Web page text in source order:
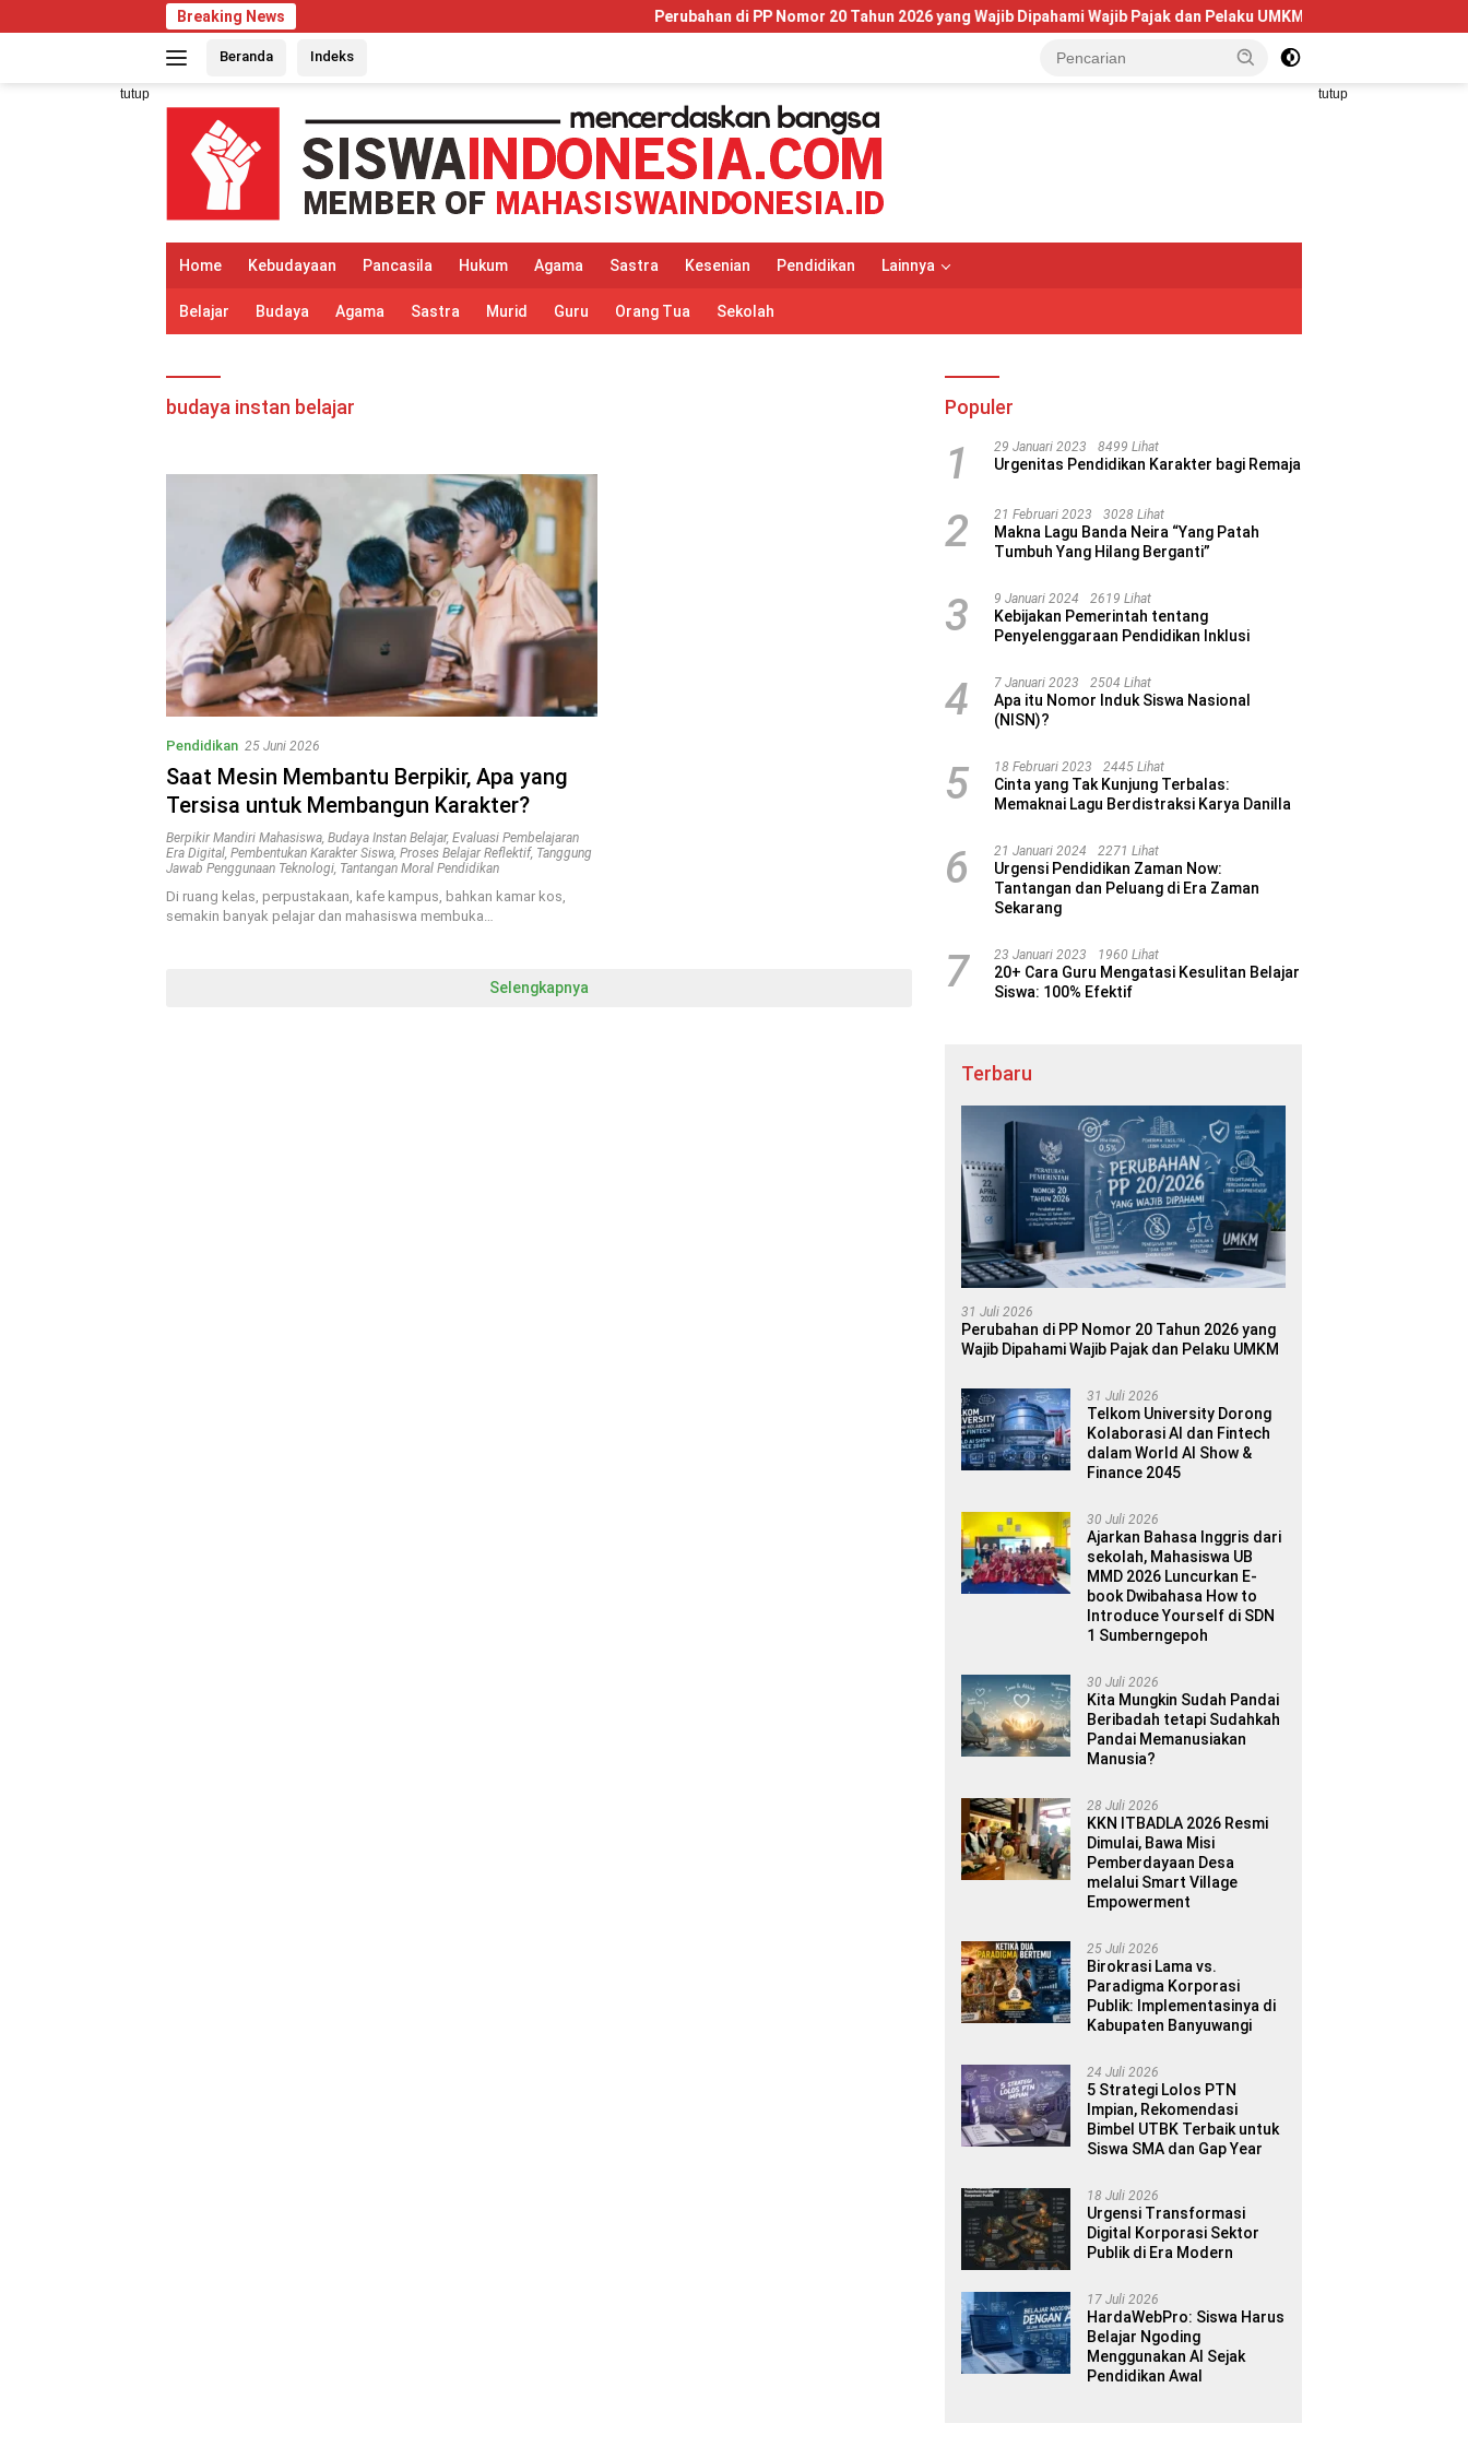
ke
Breaking News Perubahan di PP Nomor 20 Tahun 2026 yang Wajib Dipahami Wajib Pajak dan Pelaku UMKM Telkom University
Beranda Indeks
tutup tutup
Home Kebudayaan Pancasila Hukum Agama Sastra Kesenian Pendidikan Lainnya
Belajar Budaya Agama Sastra Murid Guru Orang Tua Sekolah
budaya instan belajar
Pendidikan 25 Juni 2026
Saat Mesin Membantu Berpikir, Apa yang
Tersisa untuk Membangun Karakter?
Berpikir Mandiri Mahasiswa, Budaya Instan Belajar, Evaluasi Pembelajaran
Era Digital, Pembentukan Karakter Siswa, Proses Belajar Reflektif, Tanggung
Jawab Penggunaan Teknologi, Tantangan Moral Pendidikan
Di ruang kelas, perpustakaan, kafe kampus, bahkan kamar kos,
semakin banyak pelajar dan mahasiswa membuka…
Selengkapnya
Populer
1 29 Januari 2023 8499 Lihat
Urgenitas Pendidikan Karakter bagi Remaja
2 21 Februari 2023 3028 Lihat
Makna Lagu Banda Neira “Yang Patah
Tumbuh Yang Hilang Berganti”
3 9 Januari 2024 2619 Lihat
Kebijakan Pemerintah tentang
Penyelenggaraan Pendidikan Inklusi
4 7 Januari 2023 2504 Lihat
Apa itu Nomor Induk Siswa Nasional
(NISN)?
5 18 Februari 2023 2445 Lihat
Cinta yang Tak Kunjung Terbalas:
Memaknai Lagu Berdistraksi Karya Danilla
6 21 Januari 2024 2271 Lihat
Urgensi Pendidikan Zaman Now:
Tantangan dan Peluang di Era Zaman
Sekarang
7 23 Januari 2023 1960 Lihat
20+ Cara Guru Mengatasi Kesulitan Belajar
Siswa: 100% Efektif
Terbaru
31 Juli 2026
Perubahan di PP Nomor 20 Tahun 2026 yang
Wajib Dipahami Wajib Pajak dan Pelaku UMKM
31 Juli 2026
Telkom University Dorong
Kolaborasi AI dan Fintech
dalam World AI Show &
Finance 2045
30 Juli 2026
Ajarkan Bahasa Inggris dari
sekolah, Mahasiswa UB
MMD 2026 Luncurkan E-
book Dwibahasa How to
Introduce Yourself di SDN
1 Sumberngepoh
30 Juli 2026
Kita Mungkin Sudah Pandai
Beribadah tetapi Sudahkah
Pandai Memanusiakan
Manusia?
28 Juli 2026
KKN ITBADLA 2026 Resmi
Dimulai, Bawa Misi
Pemberdayaan Desa
melalui Smart Village
Empowerment
25 Juli 2026
Birokrasi Lama vs.
Paradigma Korporasi
Publik: Implementasinya di
Kabupaten Banyuwangi
24 Juli 2026
5 Strategi Lolos PTN
Impian, Rekomendasi
Bimbel UTBK Terbaik untuk
Siswa SMA dan Gap Year
18 Juli 2026
Urgensi Transformasi
Digital Korporasi Sektor
Publik di Era Modern
17 Juli 2026
HardaWebPro: Siswa Harus
Belajar Ngoding
Menggunakan AI Sejak
Pendidikan Awal